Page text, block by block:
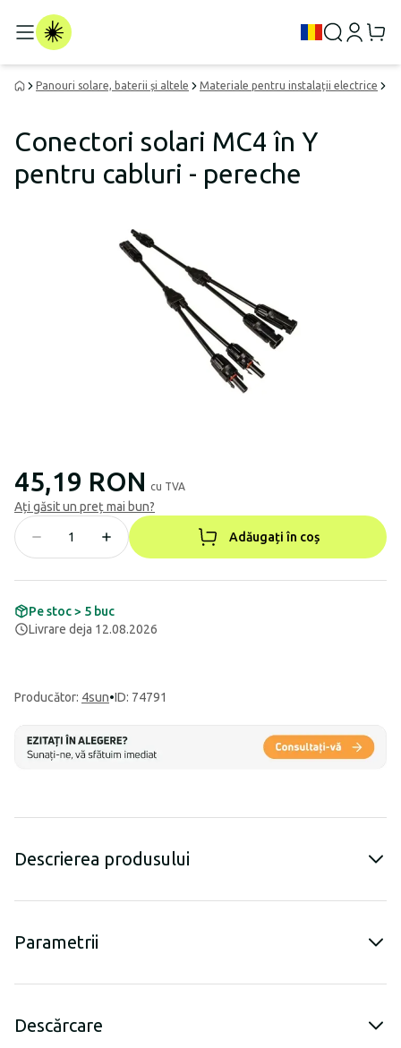
Panouri solare, baterii și altele Materiale pentru instalații electrice
Conectori solari MC4 în Y
pentru cabluri - pereche
45,19 RON cu TVA
Ați găsit un preț mai bun?
Adăugați în coș
Pe stoc > 5 buc
Livrare deja 12.08.2026
Producător: 4sun•ID: 74791
Descrierea produsului
Parametrii
Descărcare